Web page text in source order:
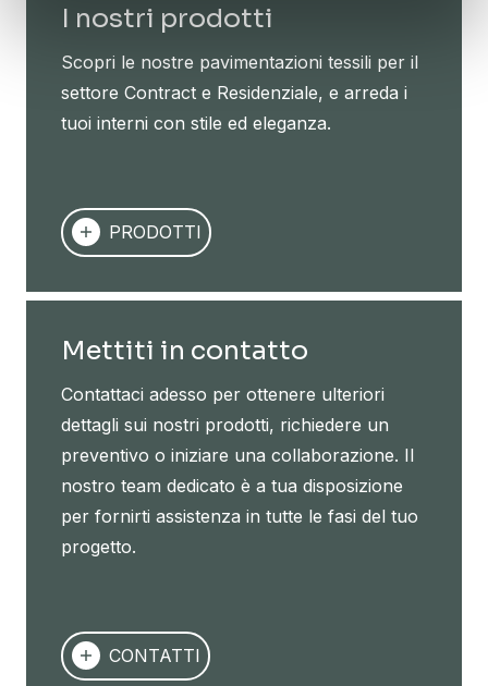
I nostri prodotti
Scopri le nostre pavimentazioni tessili per il
settore Contract e Residenziale, e arreda i
tuoi interni con stile ed eleganza.
PRODOTTI
Mettiti in contatto
Contattaci adesso per ottenere ulteriori
dettagli sui nostri prodotti, richiedere un
preventivo o iniziare una collaborazione. Il
nostro team dedicato è a tua disposizione
per fornirti assistenza in tutte le fasi del tuo
progetto.
CONTATTI